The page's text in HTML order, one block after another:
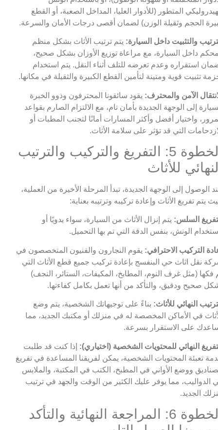
المتطور (للأدوار العليا، المداخل الصعبة، أو القطع
الحجم وثقيلة الوزن) لضمان أقصى درجات الأمان والسرعة.
والتثبيت داخل السيارة: يتم ترتيب الأثاث بشكل منظم
داخل السيارة، مع مراعاة توزيع الأوزان بشكل صحيح،
استقراره وعدم تعرضه للتلف أثناء النقل. يتم استخدام
تثبيت قوية ومتينة لتأمين القطع الكبيرة والثقيلة في مكانها.
الآمن والمحترف: يقود سائقونا المحترفون وذوو الخبرة
إلى الوجهة الجديدة بأمان تام، مع الالتزام الصارم بقواعد
واختيار أفضل وأكثر المسارات أمانًا لتجنب المطبات أو
التي قد تؤثر على سلامة الأثاث.
الخطوة 5: التفريغ والتركيب والترتيب
للأثاث
الوصول إلى الوجهة الجديدة، تبدأ المرحلة الأخيرة من العملية،
يتم تفريغ الأثاث وإعادة تركيبه وترتيبه بعناية:
السلس: يتم إنزال الأثاث من السيارة، سواء يدويًا أو
الونش، بنفس الدقة التي تم بها التحميل.
التركيب الاحترافي: يقوم النجارون والفنيون المتخصصون في
نقل اثاث حي البنفسج بإعادة تركيب جميع قطع الأثاث التي
فكها (مثل غرف النوم، المطابخ، المكيفات، الستائر، النجف)
صحيح ودقيق، والتأكد من أنها تعمل بكامل كفاءتها.
النهائي للأثاث: بناءً على توجيهاتك الشخصية، يتم وضع
في الأماكن المخصصة له في منزلك أو مكتبك الجديد، مما
على الاستقرار بسرعة.
النهائي للمحتويات الشخصية (اختياري): إذا كنت قد طلبت
تعبئة المحتويات الشخصية، يمكن لفريقنا المساعدة في تفريغ
ووضع الأواني في المطبخ، الكتب في المكتبة، والملابس
الدواليب، مما يوفر عليك الكثير من الوقت والجهد في ترتيب
الجديد.
الخطوة 6: المراجعة النهائية والتأكد